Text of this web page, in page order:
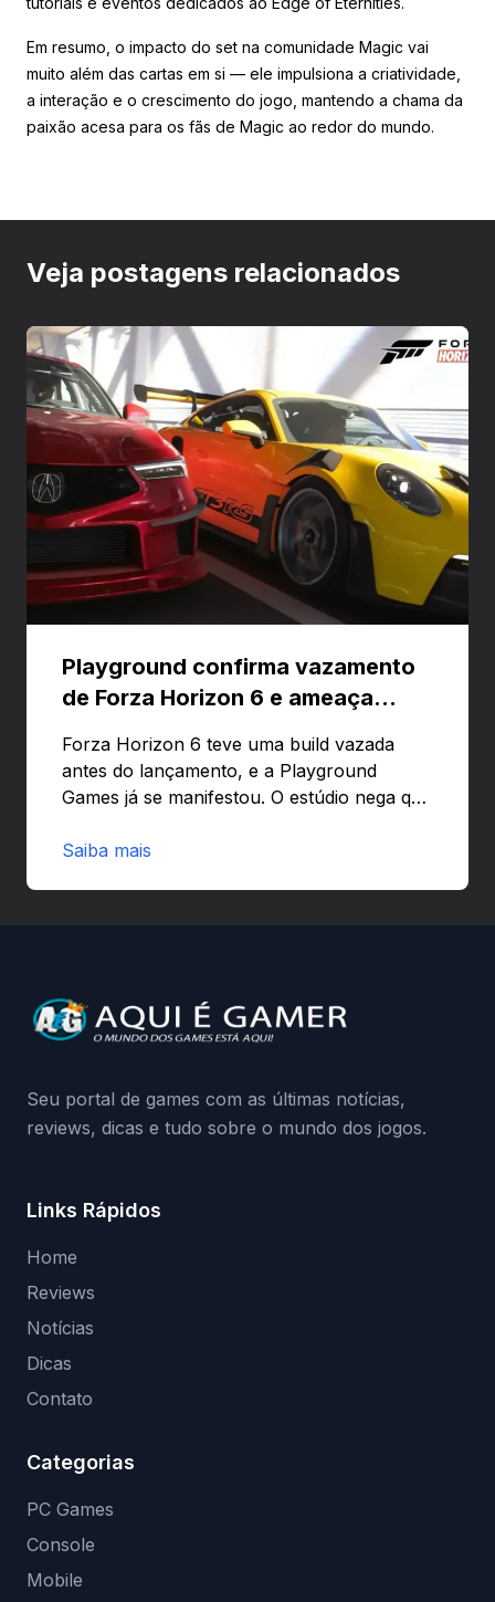
Em resumo, o impacto do set na comunidade Magic vai
muito além das cartas em si — ele impulsiona a criatividade,
a interação e o crescimento do jogo, mantendo a chama da
paixão acesa para os fãs de Magic ao redor do mundo.
Veja postagens relacionados
Playground confirma vazamento
de Forza Horizon 6 e ameaça
Forza Horizon 6 teve uma build vazada
antes do lançamento, e a Playground
Games já se manifestou. O estúdio nega que
preload e avisa que quem usar versões não
da Playground: negação do preload,
medidas contra acessos não autorizados
Saiba mais
Seu portal de games com as últimas notícias,
reviews, dicas e tudo sobre o mundo dos jogos.
Links Rápidos
Home
Reviews
Notícias
Dicas
Contato
Categorias
PC Games
Console
Mobile